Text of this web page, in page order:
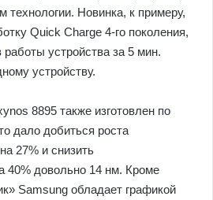
технологии. Новинка, к примеру,
Quick Charge 4-го поколения,
устройства за 5 мин.
устройству.
8895 также изготовлен по
дало добиться роста
27% и снизить
40% довольно 14 нм. Кроме
Samsung обладает графикой